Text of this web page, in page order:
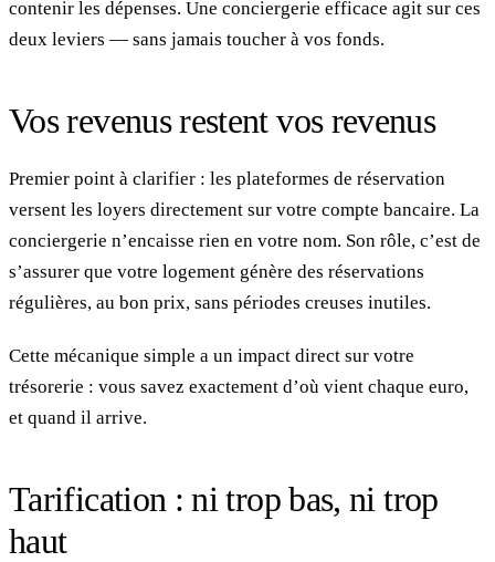
contenir les dépenses. Une conciergerie efficace agit sur ces
deux leviers — sans jamais toucher à vos fonds.
Vos revenus restent vos revenus
Premier point à clarifier : les plateformes de réservation
versent les loyers directement sur votre compte bancaire. La
conciergerie n’encaisse rien en votre nom. Son rôle, c’est de
s’assurer que votre logement génère des réservations
régulières, au bon prix, sans périodes creuses inutiles.
Cette mécanique simple a un impact direct sur votre
trésorerie : vous savez exactement d’où vient chaque euro,
et quand il arrive.
Tarification : ni trop bas, ni trop
haut